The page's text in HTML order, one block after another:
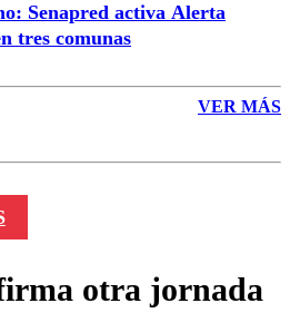
Senapred activa Alerta
tres comunas
VER MÁS
otra jornada